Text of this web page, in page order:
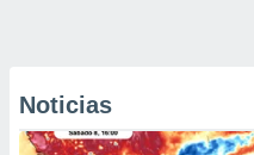
Noticias